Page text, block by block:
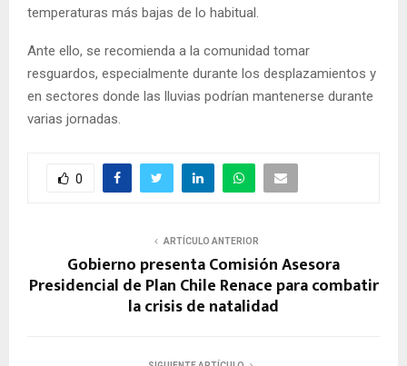
temperaturas más bajas de lo habitual.
Ante ello, se recomienda a la comunidad tomar
resguardos, especialmente durante los desplazamientos y
en sectores donde las lluvias podrían mantenerse durante
varias jornadas.
0
ARTÍCULO ANTERIOR
Gobierno presenta Comisión Asesora
Presidencial de Plan Chile Renace para combatir
la crisis de natalidad